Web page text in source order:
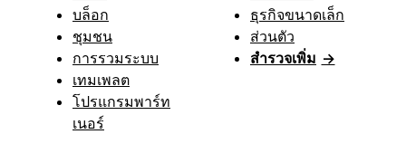
บล็อก
ชุมชน
การรวมระบบ
เทมเพลต
โปรแกรมพาร์ท
เนอร์
ธุรกิจขนาดเล็ก
ส่วนตัว
สำรวจเพิ่ม →